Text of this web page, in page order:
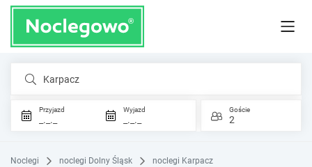
Karpacz
Przyjazd
_._._
Wyjazd
_._._
Goście
2
Noclegi noclegi Dolny Śląsk noclegi Karpacz